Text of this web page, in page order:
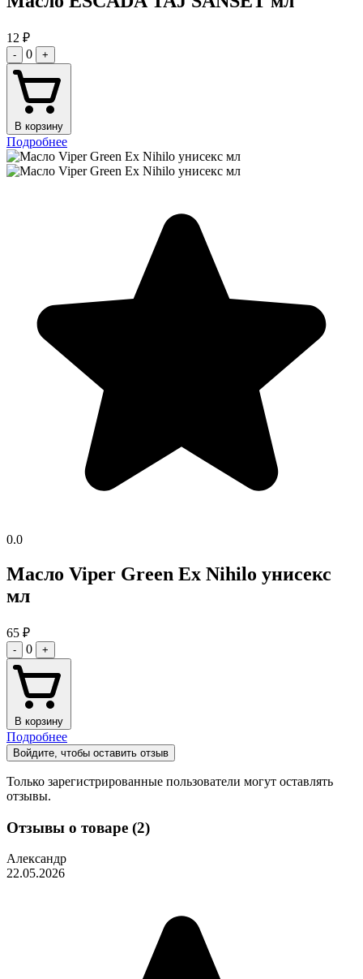
12 ₽
- 0 +
В корзину
Подробнее
0.0
Масло Viper Green Ex Nihilo унисекс
мл
65 ₽
- 0 +
В корзину
Подробнее
Войдите, чтобы оставить отзыв
Только зарегистрированные пользователи могут оставлять
отзывы.
Отзывы о товаре (2)
Александр
22.05.2026